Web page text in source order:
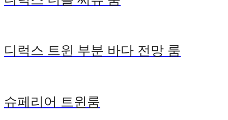
디럭스 트윈 부분 바다 전망 룸
슈페리어 트윈룸